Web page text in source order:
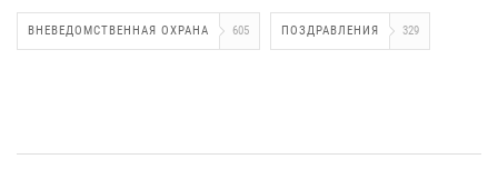
ВНЕВЕДОМСТВЕННАЯ ОХРАНА 605 ПОЗДРАВЛЕНИЯ 329